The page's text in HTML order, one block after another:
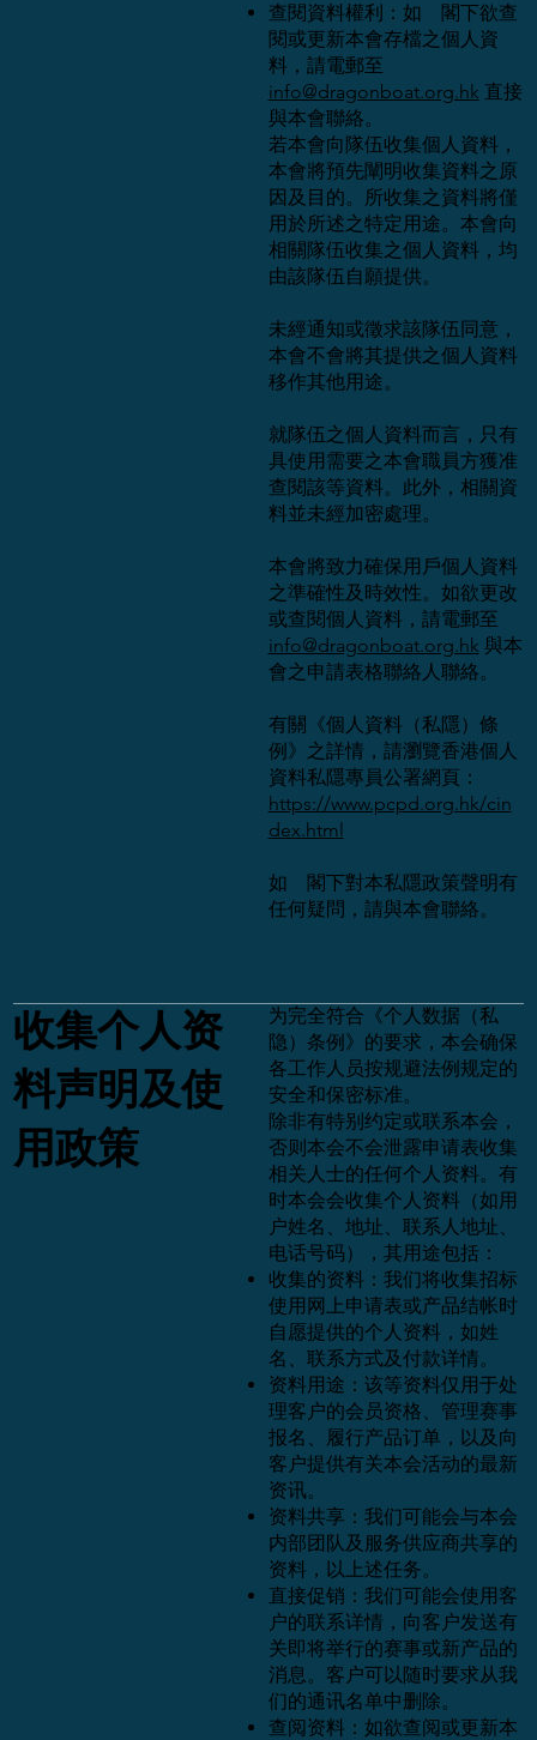
查閱資料權利：如 閣下欲查
閱或更新本會存檔之個人資
料，請電郵至
info@dragonboat.org.hk 直接
與本會聯絡。
若本會向隊伍收集個人資料，
本會將預先闡明收集資料之原
因及目的。所收集之資料將僅
用於所述之特定用途。本會向
相關隊伍收集之個人資料，均
由該隊伍自願提供。
未經通知或徵求該隊伍同意，
本會不會將其提供之個人資料
移作其他用途。
就隊伍之個人資料而言，只有
具使用需要之本會職員方獲准
查閱該等資料。此外，相關資
料並未經加密處理。
本會將致力確保用戶個人資料
之準確性及時效性。如欲更改
或查閱個人資料，請電郵至
info@dragonboat.org.hk 與本
會之申請表格聯絡人聯絡。
有關《個人資料（私隱）條
例》之詳情，請瀏覽香港個人
資料私隱專員公署網頁：
https://www.pcpd.org.hk/cin
dex.html
如 閣下對本私隱政策聲明有
任何疑問，請與本會聯絡。
收集个人资
料声明及使
用政策
为完全符合《个人数据（私
隐）条例》的要求，本会确保
各工作人员按规避法例规定的
安全和保密标准。
除非有特别约定或联系本会，
否则本会不会泄露申请表收集
相关人士的任何个人资料。有
时本会会收集个人资料（如用
户姓名、地址、联系人地址、
电话号码），其用途包括：
收集的资料：我们将收集招标
使用网上申请表或产品结帐时
自愿提供的个人资料，如姓
名、联系方式及付款详情。
资料用途：该等资料仅用于处
理客户的会员资格、管理赛事
报名、履行产品订单，以及向
客户提供有关本会活动的最新
资讯。
资料共享：我们可能会与本会
内部团队及服务供应商共享的
资料，以上述任务。
直接促销：我们可能会使用客
户的联系详情，向客户发送有
关即将举行的赛事或新产品的
消息。客户可以随时要求从我
们的通讯名单中删除。
查阅资料：如欲查阅或更新本